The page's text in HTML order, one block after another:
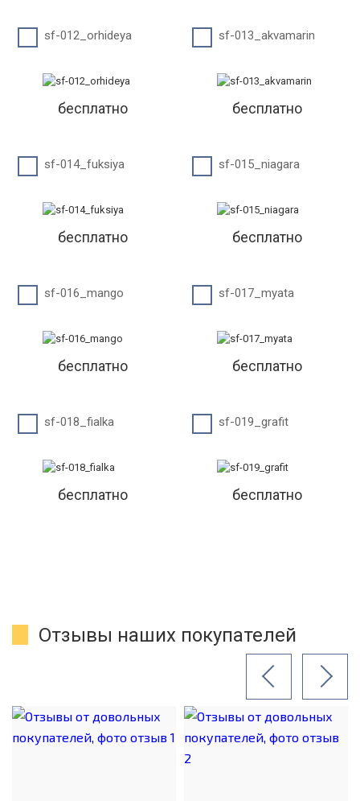
sf-012_orhideya
бесплатно
sf-013_akvamarin
бесплатно
sf-014_fuksiya
бесплатно
sf-015_niagara
бесплатно
sf-016_mango
бесплатно
sf-017_myata
бесплатно
sf-018_fialka
бесплатно
sf-019_grafit
бесплатно
Отзывы наших покупателей